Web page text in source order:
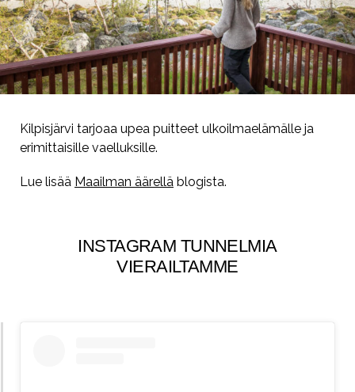
Kilpisjärvi tarjoaa upea puitteet ulkoilmaelämälle ja
erimittaisille vaelluksille.
Lue lisää Maailman äärellä blogista.
INSTAGRAM TUNNELMIA
VIERAILTAMME